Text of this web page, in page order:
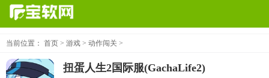
当前位置： 首页 > 游戏 > 动作闯关 >
扭蛋人生2国际服(GachaLife2)